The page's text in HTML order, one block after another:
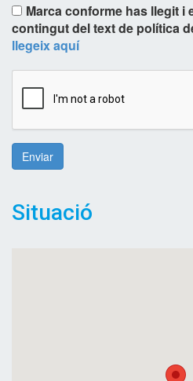
Marca conforme has llegit i
contingut del text de política
llegeix aquí
Enviar
Situació